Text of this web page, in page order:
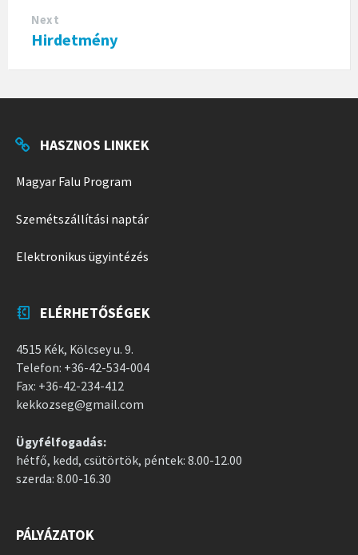
Next
Hirdetmény
HASZNOS LINKEK
Magyar Falu Program
Szemétszállítási naptár
Elektronikus ügyintézés
ELÉRHETŐSÉGEK
4515 Kék, Kölcsey u. 9.
Telefon: +36-42-534-004
Fax: +36-42-234-412
kekkozseg@gmail.com
Ügyfélfogadás:
hétfő, kedd, csütörtök, péntek: 8.00-12.00
szerda: 8.00-16.30
PÁLYÁZATOK